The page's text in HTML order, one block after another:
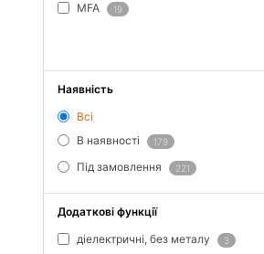
MFA 19
Наявність
Всі
В наявності
179
Під замовлення 221
Додаткові функції
діелектричні, без металу 3